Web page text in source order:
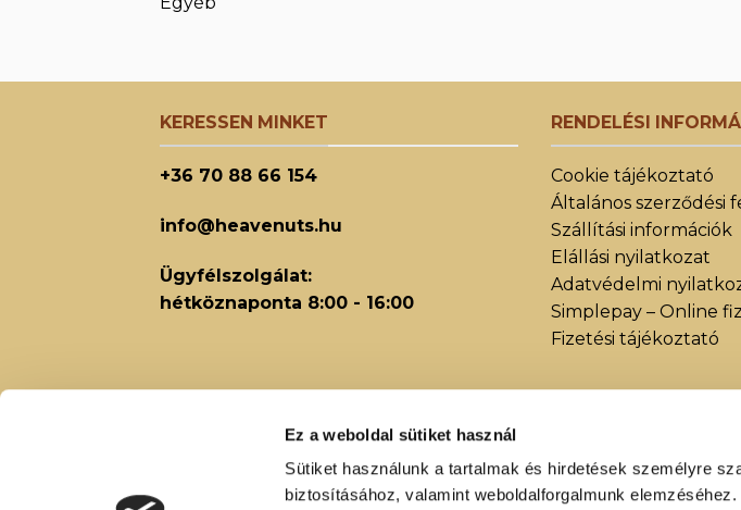
Ez a weboldal sütiket használ
Sütiket használunk a tartalmak és hirdetések személyre
biztosításához, valamint weboldalforgalmunk
KERESSEN MINKET
+36 70 88 66 154
info@heavenuts.hu
Ügyfélszolgálat:
hétköznaponta 8:00 - 16:00
RENDELÉSI
Cookie tájékoztató
Általános szerződési
Szállítási információk
Elállási nyilatkozat
Adatvédelmi
Simplepay – Online
Fizetési tájékoztató